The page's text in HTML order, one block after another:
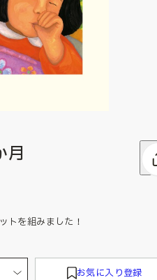
月
トを組みました！
お気に入り登録